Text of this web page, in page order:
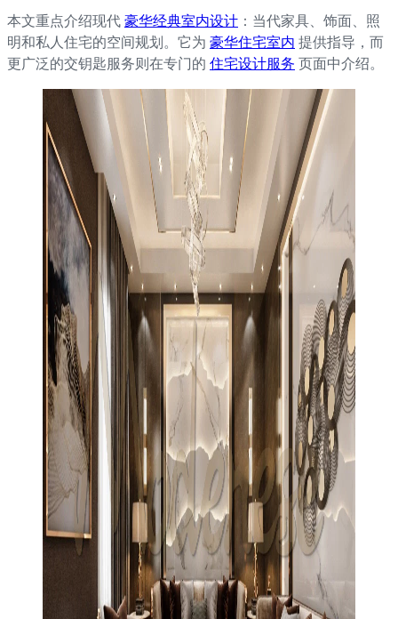
本文重点介绍现代 豪华经典室内设计 ：当代家具、饰面、照
明和私人住宅的空间规划。它为 豪华住宅室内 提供指导，而
更广泛的交钥匙服务则在专门的 住宅设计服务 页面中介绍。